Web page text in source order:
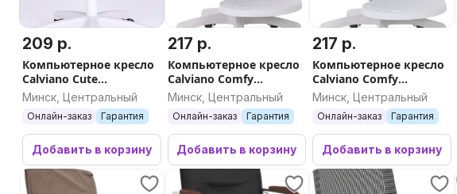
209 р.
Компьютерное кресло
Calviano Cute
(лиловый)
Минск, Центральный
Онлайн-заказ Гарантия
Добавить в корзину
217 р.
Компьютерное кресло
Calviano Comfy
(розовый)
Минск, Центральный
Онлайн-заказ Гарантия
Добавить в корзину
217 р.
Компьютерное кресло
Calviano Comfy
(голубой)
Минск, Центральный
Онлайн-заказ Гарантия
Добавить в корзину